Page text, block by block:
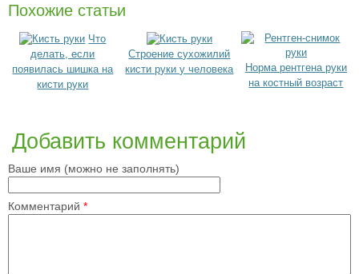
Похожие статьи
Что
делать, если
появилась шишка на
кисти руки
Строение сухожилий
кисти руки у человека
Норма рентгена руки
на костный возраст
Добавить комментарий
Ваше имя (можно не заполнять)
Комментарий *